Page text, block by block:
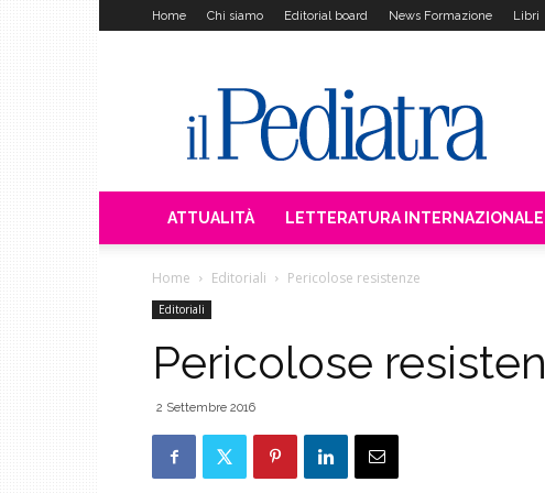
Home Chi siamo Editorial board News Formazione Libri
Pediatra
ATTUALITÀ LETTERATURA INTERNAZIONALE
Home Editoriali Pericolose resistenze
Editoriali
Pericolose
2 Settembre 2016